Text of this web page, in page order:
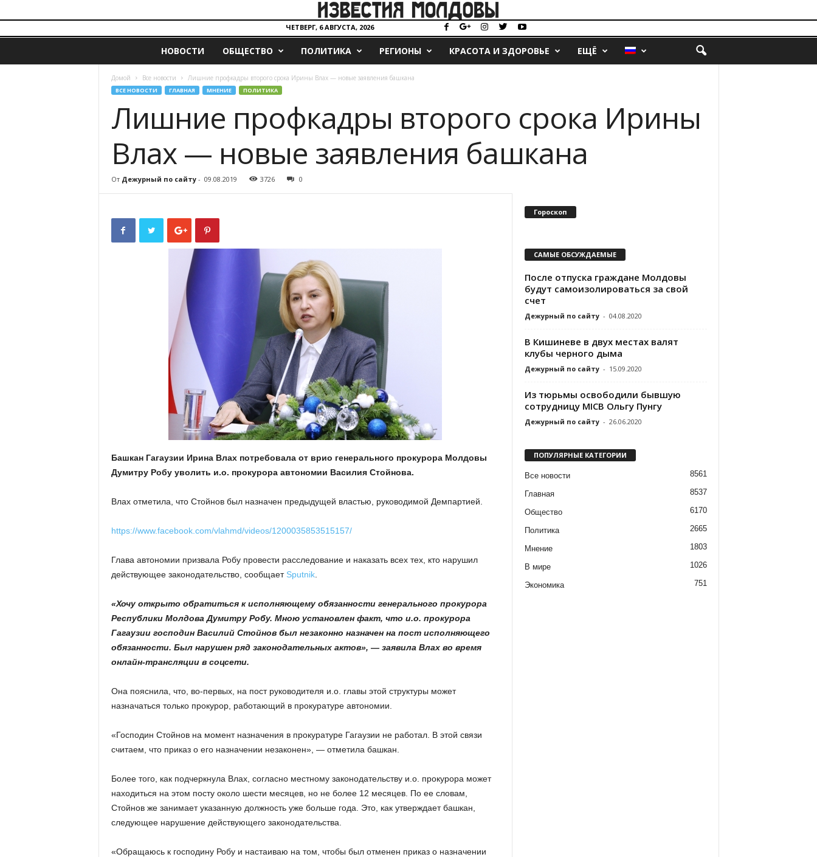
z
e
ЧЕТВЕРГ, 6 АВГУСТА, 2026
НОВОСТИ ОБЩЕСТВО ПОЛИТИКА РЕГИОНЫ КРАСОТА И ЗДОРОВЬЕ ЕЩЁ
Домой Все новости Лишние профкадры второго срока Ирины Влах — новые заявления башкана
ВСЕ НОВОСТИ ГЛАВНАЯ МНЕНИЕ ПОЛИТИКА
Лишние профкадры второго срока Ирины
Влах — новые заявления башкана
От Дежурный по сайту- 09.08.2019 3726 0
Башкан Гагаузии Ирина Влах потребовала от врио генерального прокурора Молдовы
Думитру Робу уволить и.о. прокурора автономии Василия Стойнова.
Влах отметила, что Стойнов был назначен предыдущей властью, руководимой Демпартией.
https://www.facebook.com/vlahmd/videos/1200035853515157/
Глава автономии призвала Робу провести расследование и наказать всех тех, кто нарушил
действующее законодательство, сообщает Sputnik.
«Хочу открыто обратиться к исполняющему обязанности генерального прокурора
Республики Молдова Думитру Робу. Мною установлен факт, что и.о. прокурора
Гагаузии господин Василий Стойнов был незаконно назначен на пост исполняющего
обязанности. Был нарушен ряд законодательных актов», — заявила Влах во время
онлайн-трансляции в соцсети.
Она пояснила, что, во-первых, на пост руководителя и.о. главы этой структуры может
назначаться только прокурор, работающий в прокуратуре автономии.
«Господин Стойнов на момент назначения в прокуратуре Гагаузии не работал. В этой связи
считаем, что приказ о его назначении незаконен», — отметила башкан.
Более того, как подчеркнула Влах, согласно местному законодательству и.о. прокурора может
находиться на этом посту около шести месяцев, но не более 12 месяцев. По ее словам,
Стойнов же занимает указанную должность уже больше года. Это, как утверждает башкан,
следующее нарушение действующего законодательства.
«Обращаюсь к господину Робу и настаиваю на том, чтобы был отменен приказ о назначении
Гороскоп
САМЫЕ ОБСУЖДАЕМЫЕ
После отпуска граждане Молдовы
будут самоизолироваться за свой
счет
Дежурный по сайту - 04.08.2020
В Кишиневе в двух местах валят
клубы черного дыма
Дежурный по сайту - 15.09.2020
Из тюрьмы освободили бывшую
сотрудницу MICB Ольгу Пунгу
Дежурный по сайту - 26.06.2020
ПОПУЛЯРНЫЕ КАТЕГОРИИ
Все новости 8561
Главная 8537
Общество 6170
Политика 2665
Мнение 1803
В мире 1026
Экономика 751